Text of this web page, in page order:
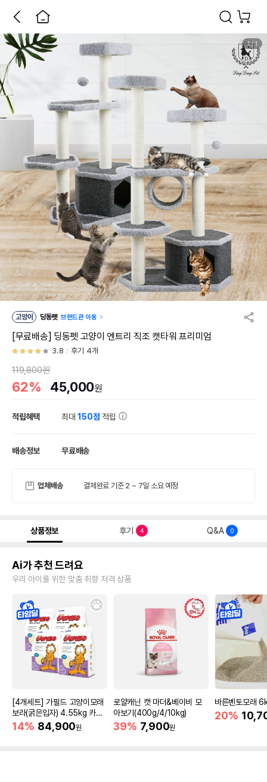
1/1
고양이 딩동펫 브랜드관 이동
[무료배송] 딩동펫 고양이 엔트리 직조 캣타워 프리미엄
3.8 후기 4개
119,800원
62% 45,000원
적립혜택 최대150점 적립
배송정보 무료배송
업체배송 결제완료 기준 2 ~ 7일 소요 예정
상품정보 후기 4 Q&A 0
Ai가 추천 드려요
우리 아이를 위한 맞춤 취향 저격 상품
[4개세트] 가필드 고양이모래
보라(굵은입자) 4.55kg 카사
바모래
14% 84,900원
로얄캐닌 캣 마더&베이비 모
아보기(400g/4/10kg)
39% 7,900원
바른벤토모래
20%